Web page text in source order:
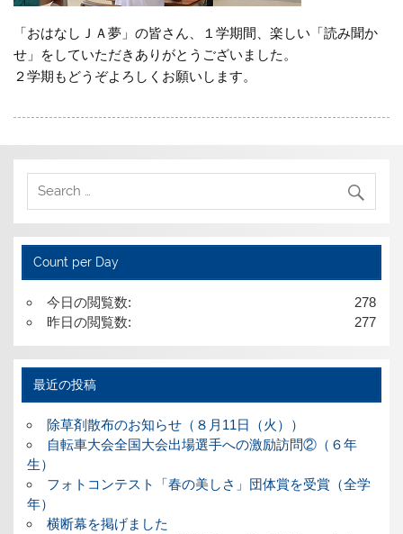
「おはなしＪＡ夢」の皆さん、１学期間、楽しい「読み聞か
せ」をしていただきありがとうございました。
２学期もどうぞよろしくお願いします。
Count per Day
278
今日の閲覧数:
277
昨日の閲覧数:
最近の投稿
除草剤散布のお知らせ（８月11日（火））
自転車大会全国大会出場選手への激励訪問②（６年
生）
フォトコンテスト「春の美しさ」団体賞を受賞（全学
年）
横断幕を掲げました